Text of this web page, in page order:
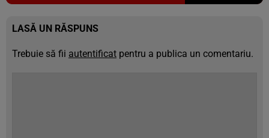
LASĂ UN RĂSPUNS
Trebuie să fii autentificat pentru a publica un comentariu.